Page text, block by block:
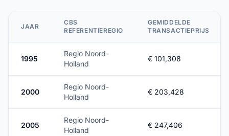
JAAR
CBS
REFERENTIEREGIO
GEMIDDELDE
TRANSACTIEPRIJS
1995
Regio Noord-
Holland
€ 101,308
2000
Regio Noord-
Holland
€ 203,428
2005
Regio Noord-
Holland
€ 247,406